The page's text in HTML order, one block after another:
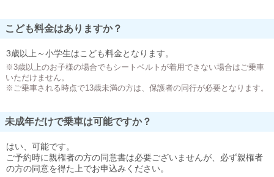
こども料金はありますか？
3歳以上～小学生はこども料金となります。
※3歳以上のお子様の場合でもシートベルトが着用できない場合はご乗車
いただけません。
※ご乗車される時点で13歳未満の方は、保護者の同行が必要となります。
未成年だけで乗車は可能ですか？
はい、可能です。
ご予約時に親権者の方の同意書は必要ございませんが、必ず親権者
の方の同意を得た上でお申込みください。